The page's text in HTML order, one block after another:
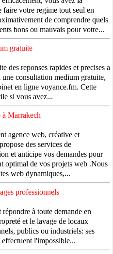
faire votre regime tout seul en
de comprendre quels
bons ou mauvais pour votre...
gratuite
des reponses rapides et precises a
une consultation medium gratuite,
en ligne voyance.fm. Cette
si vous avez...
Marrakech
agence web, créative et
des services de
et anticipe vos demandes pour
optimal de vos projets web .Nous
web dynamiques,...
professionnels
répondre à toute demande en
et le lavage de locaux
publics ou industriels: ses
effectuent l'impossible...